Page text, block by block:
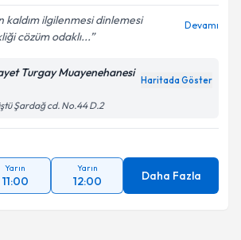
kaldım ilgilenmesi dinlemesi
cözüm odaklı...
Devamı
Turgay Muayenehanesi
Haritada Göster
Şardağ cd. No.44 D.2
Yarın
11:00
Yarın
12:00 Daha Fazla